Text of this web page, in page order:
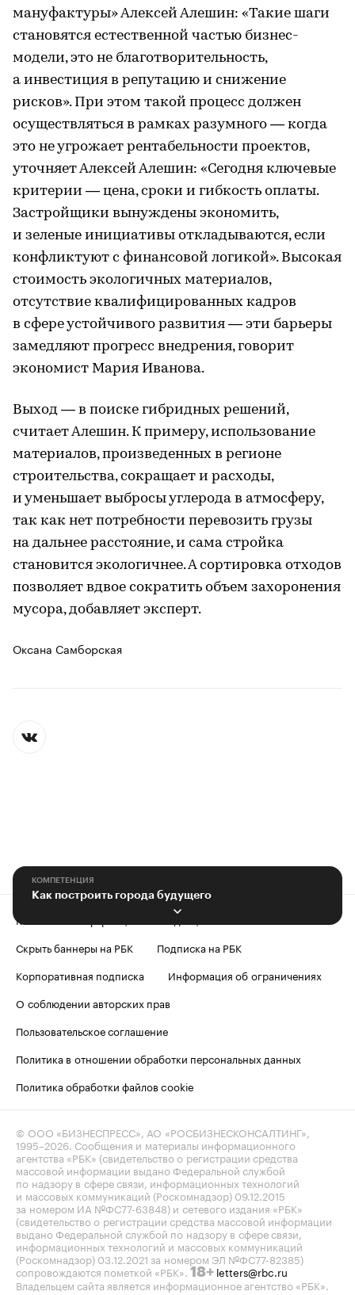
мануфактуры» Алексей Алешин: «Такие шаги
становятся естественной частью бизнес-
модели, это не благотворительность,
а инвестиция в репутацию и снижение
рисков». При этом такой процесс должен
осуществляться в рамках разумного — когда
это не угрожает рентабельности проектов,
уточняет Алексей Алешин: «Сегодня ключевые
критерии — цена, сроки и гибкость оплаты.
Застройщики вынуждены экономить,
и зеленые инициативы откладываются, если
конфликтуют с финансовой логикой». Высокая
стоимость экологичных материалов,
отсутствие квалифицированных кадров
в сфере устойчивого развития — эти барьеры
замедляют прогресс внедрения, говорит
экономист Мария Иванова.
Выход — в поиске гибридных решений,
считает Алешин. К примеру, использование
материалов, произведенных в регионе
строительства, сокращает и расходы,
и уменьшает выбросы углерода в атмосферу,
так как нет потребности перевозить грузы
на дальнее расстояние, и сама стройка
становится экологичнее. А сортировка отходов
позволяет вдвое сократить объем захоронения
мусора, добавляет эксперт.
Оксана Самборская
КОМПЕТЕНЦИЯ
Как построить города будущего
Контактная информация
Редакция
Скрыть баннеры на РБК
Подписка на РБК
Корпоративная подписка
Информация об ограничениях
О соблюдении авторских прав
Пользовательское соглашение
Политика в отношении обработки персональных данных
Политика обработки файлов cookie
© ООО «БИЗНЕСПРЕСС», АО «РОСБИЗНЕСКОНСАЛТИНГ»,
1995–2026 . Сообщения и материалы информационного
агентства «РБК» (свидетельство о регистрации средства
массовой информации выдано Федеральной службой
по надзору в сфере связи, информационных технологий
и массовых коммуникаций (Роскомнадзор) 09.12.2015
за номером ИА №ФС77-63848) и сетевого издания «РБК»
(свидетельство о регистрации средства массовой информации
выдано Федеральной службой по надзору в сфере связи,
информационных технологий и массовых коммуникаций
(Роскомнадзор) 03.12.2021 за номером ЭЛ №ФС77-82385)
сопровождаются пометкой «РБК». 18+ letters@rbc.ru
Владельцем сайта является информационное агентство «РБК».